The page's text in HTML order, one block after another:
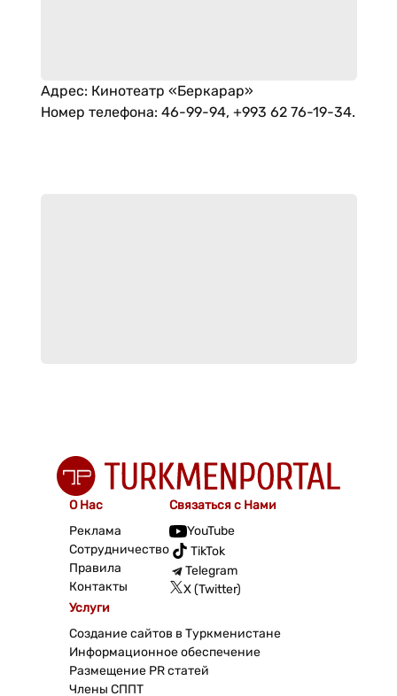
Адрес: Кинотеатр «Беркарар»
Номер телефона: 46-99-94, +993 62 76-19-34.
О Нас
Реклама
Сотрудничество
Правила
Контакты
Связаться с Нами
YouTube
TikTok
Telegram
X (Twitter)
Услуги
Создание сайтов в Туркменистане
Информационное обеспечение
Размещение PR статей
Члены СППТ